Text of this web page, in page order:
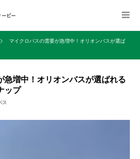
マイクロバスの需要が急増中！オリオンバスが選ば
急増中！オリオンバスが選ばれる
ップ
ス